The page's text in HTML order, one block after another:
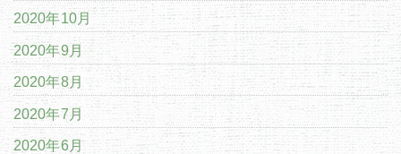
2020年10月
2020年9月
2020年8月
2020年7月
2020年6月